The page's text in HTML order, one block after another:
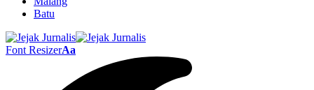
Batu
Font ResizerAa